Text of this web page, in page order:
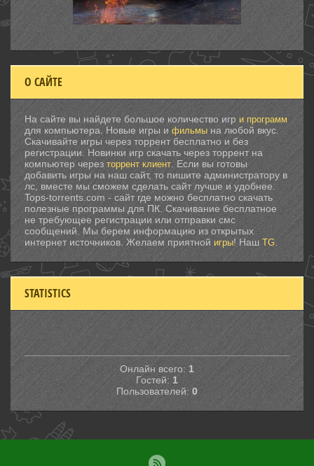
О САЙТЕ
На сайте вы найдете большое количество игр и программ
для компьютера. Новые игры и фильмы на любой вкус.
Скачивайте игры через торрент бесплатно и без
регистрации. Новинки игр скачать через торрент на
компьютер через торрент клиент . Если вы готовы
добавить игры на наш сайт, то пишите администратору в
лс, вместе мы сможем сделать сайт лучше и удобнее.
Tops-torrents.com - сайт где можно бесплатно скачать
полезные программы для ПК. Скачивание бесплатное
не требующее регистрации или отправки смс
сообщений. Мы берем информацию из открытых
интернет источников. Желаем приятной игры! Наш TG
STATISTICS
Онлайн всего: 1
Гостей: 1
Пользователей: 0